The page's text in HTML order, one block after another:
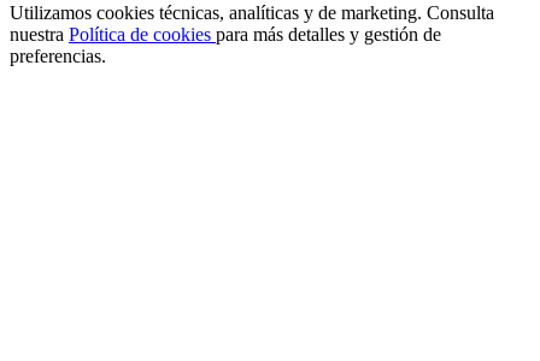
Utilizamos cookies técnicas, analíticas y de marketing. Consulta
nuestra Política de cookies para más detalles y gestión de
preferencias.